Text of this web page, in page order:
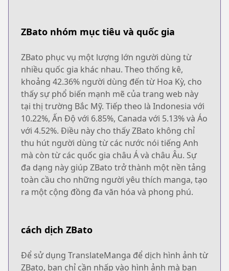
ZBato nhóm mục tiêu và quốc gia
ZBato phục vụ một lượng lớn người dùng từ
nhiều quốc gia khác nhau. Theo thống kê,
khoảng 42.36% người dùng đến từ Hoa Kỳ, cho
thấy sự phổ biến mạnh mẽ của trang web này
tại thị trường Bắc Mỹ. Tiếp theo là Indonesia với
10.22%, Ấn Độ với 6.85%, Canada với 5.13% và Áo
với 4.52%. Điều này cho thấy ZBato không chỉ
thu hút người dùng từ các nước nói tiếng Anh
mà còn từ các quốc gia châu Á và châu Âu. Sự
đa dạng này giúp ZBato trở thành một nền tảng
toàn cầu cho những người yêu thích manga, tạo
ra một cộng đồng đa văn hóa và phong phú.
cách dịch ZBato
Để sử dụng TranslateManga để dịch hình ảnh từ
ZBato, bạn chỉ cần nhấp vào hình ảnh mà bạn